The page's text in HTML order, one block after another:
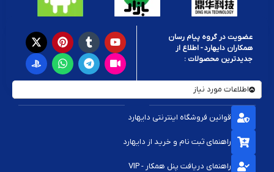
عضویت در گروه پیام رسان
همکاران دایهارد - اطلاع از
جدیدترین محصولات :
اطلاعات مورد نیاز
قوانین فروشگاه اینترنتی دایهارد
راهنمای ثبت نام و خرید از دایهارد
راهنمای دریافت پنل همکار - VIP